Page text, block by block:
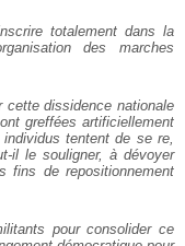
totalement dans la
des marches
cette dissidence nationale
greffées artificiellement
tentent de se re,
il le souligner, à dévoyer
fins de repositionnement
pour consolider ce